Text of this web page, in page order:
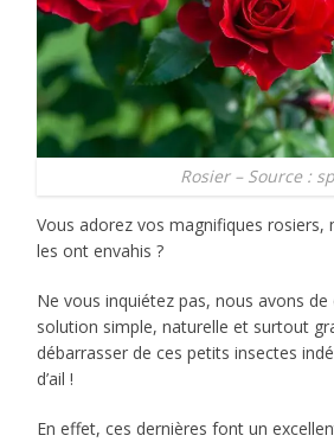
Rosier – Source :
Vous adorez vos magnifiques rosiers,
les ont envahis ?
Ne vous inquiétez pas, nous avons de
solution simple, naturelle et surtout
débarrasser de ces petits insectes
d’ail !
En effet, ces dernières font un